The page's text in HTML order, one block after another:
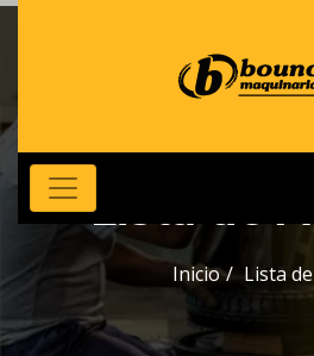
Lista de
Inicio Lista